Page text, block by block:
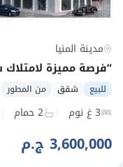
مدينة المنيا
للبيع شقق من المطور
3 غ نوم 2 حمام
3,600,000 ج.م